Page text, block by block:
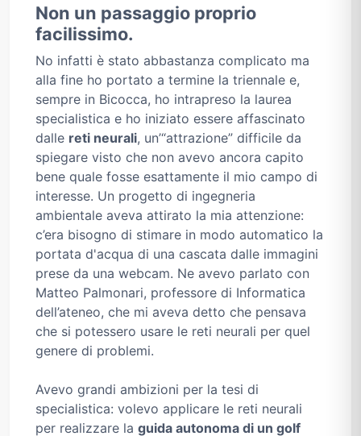
Non un passaggio proprio
facilissimo.
No infatti è stato abbastanza complicato ma
alla fine ho portato a termine la triennale e,
sempre in Bicocca, ho intrapreso la laurea
specialistica e ho iniziato essere affascinato
dalle reti neurali, un’“attrazione” difficile da
spiegare visto che non avevo ancora capito
bene quale fosse esattamente il mio campo di
interesse. Un progetto di ingegneria
ambientale aveva attirato la mia attenzione:
c’era bisogno di stimare in modo automatico la
portata d'acqua di una cascata dalle immagini
prese da una webcam. Ne avevo parlato con
Matteo Palmonari, professore di Informatica
dell’ateneo, che mi aveva detto che pensava
che si potessero usare le reti neurali per quel
genere di problemi.
Avevo grandi ambizioni per la tesi di
specialistica: volevo applicare le reti neurali
per realizzare la guida autonoma di un golf